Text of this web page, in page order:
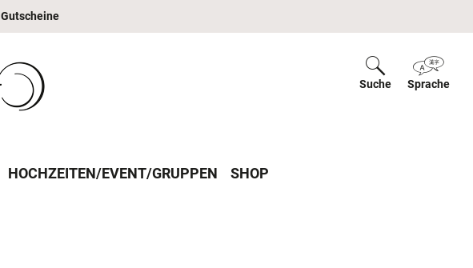
Gutscheine
Sucheein-/Sprache
HOCHZEITEN/EVENT/GRUPPEN SHOP